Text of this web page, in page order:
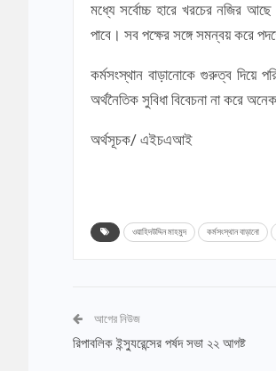
মধ্যে সর্বোচ্চ হারে খরচের নজির
পাবে। সব পক্ষের সঙ্গে সমন্বয় করে
কর্মসংস্থান বাড়ানোকে গুরুত্ব দিয়ে
অর্থনৈতিক সুবিধা বিবেচনা না করে
অর্থসূচক/ এইচএআই
ওয়াহিদউদ্দিন মাহমুদ কর্মসংস্থান বাড়ানো
আগের নিউজ
রিপাবলিক ইন্স্যুরেন্সের পর্ষদ সভা ২২ আগষ্ট